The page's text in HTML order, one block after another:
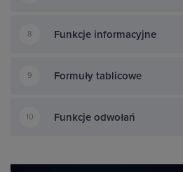
8 Funkcje informacyjne
9 Formuły tablicowe
10 Funkcje odwołań